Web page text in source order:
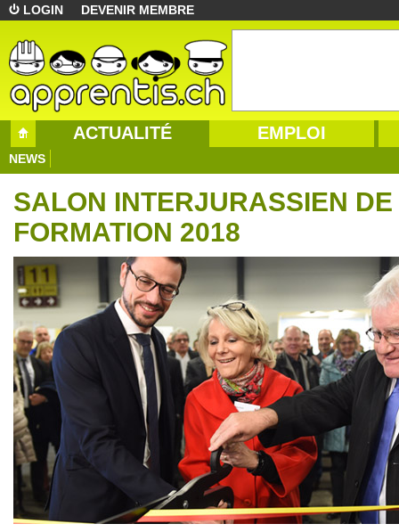
LOGIN DEVENIR MEMBRE
ACTUALITÉ EMPLOI
NEWS
SALON INTERJURASSIEN
FORMATION 2018